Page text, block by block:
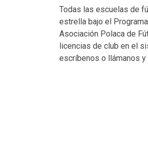
Todas las escuelas de
estrella bajo el
Asociación Polaca de
licencias de club en el
escríbenos o llámanos